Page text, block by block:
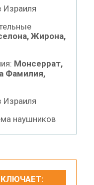
Израиля
Жирона,
Монсеррат,
Фамилия,
Израиля
наушников
: